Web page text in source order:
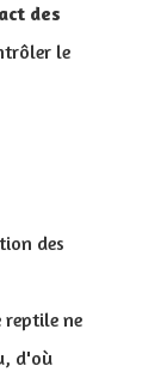
des
le
des
reptile ne
d'où